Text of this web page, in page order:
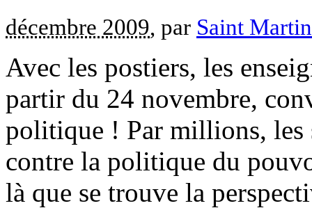
décembre 2009, par Saint
Avec les postiers, les
partir du 24 novembre,
politique ! Par millions, les
contre la politique du
là que se trouve la